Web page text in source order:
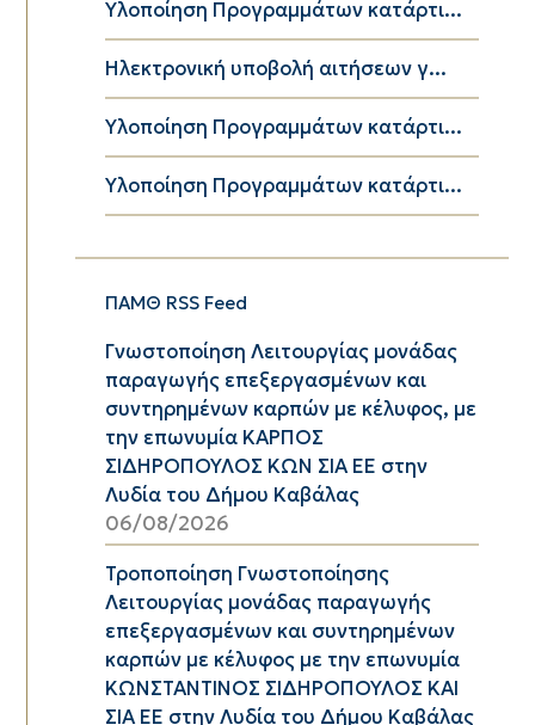
Υλοποίηση Προγραμμάτων κατάρτι...
Ηλεκτρονική υποβολή αιτήσεων γ...
Υλοποίηση Προγραμμάτων κατάρτι...
Υλοποίηση Προγραμμάτων κατάρτι...
ΠΑΜΘ RSS Feed
Γνωστοποίηση Λειτουργίας μονάδας
παραγωγής επεξεργασμένων και
συντηρημένων καρπών με κέλυφος, με
την επωνυμία ΚΑΡΠΟΣ
ΣΙΔΗΡΟΠΟΥΛΟΣ ΚΩΝ ΣΙΑ ΕΕ στην
Λυδία του Δήμου Καβάλας
06/08/2026
Τροποποίηση Γνωστοποίησης
Λειτουργίας μονάδας παραγωγής
επεξεργασμένων και συντηρημένων
καρπών με κέλυφος με την επωνυμία
ΚΩΝΣΤΑΝΤΙΝΟΣ ΣΙΔΗΡΟΠΟΥΛΟΣ ΚΑΙ
ΣΙΑ ΕΕ στην Λυδία του Δήμου Καβάλας